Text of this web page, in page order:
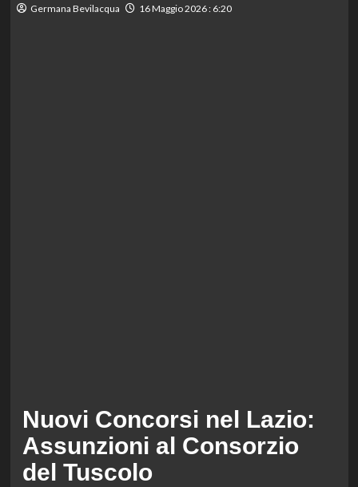
Germana Bevilacqua 16 Maggio 2026 : 6:20
Nuovi Concorsi nel Lazio:
Assunzioni al Consorzio
del Tuscolo